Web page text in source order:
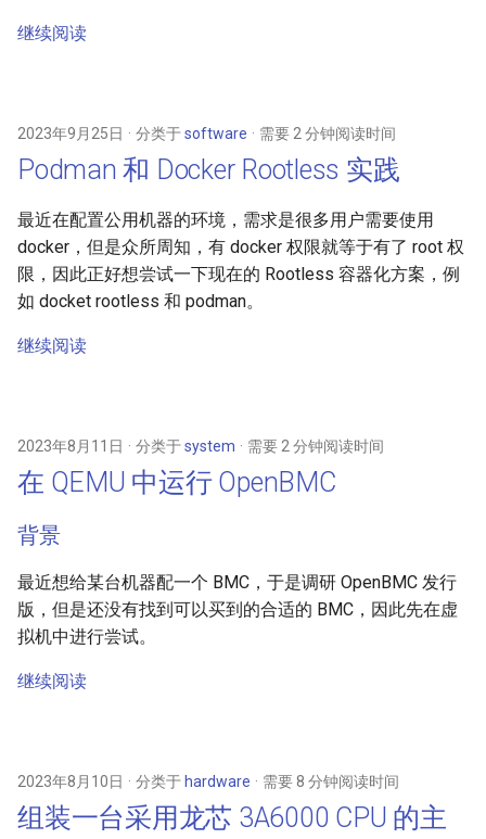
继续阅读
2023年9月25日 分类于software 需要 2 分钟阅读时间
Podman 和 Docker Rootless 实践
最近在配置公用机器的环境，需求是很多用户需要使用
docker，但是众所周知，有 docker 权限就等于有了 root 权
限，因此正好想尝试一下现在的 Rootless 容器化方案，例
如 docket rootless 和 podman。
继续阅读
2023年8月11日 分类于system 需要 2 分钟阅读时间
在 QEMU 中运行 OpenBMC
背景
最近想给某台机器配一个 BMC，于是调研 OpenBMC 发行
版，但是还没有找到可以买到的合适的 BMC，因此先在虚
拟机中进行尝试。
继续阅读
2023年8月10日 分类于 hardware 需要 8 分钟阅读时间
组装一台采用龙芯 3A6000 CPU 的主